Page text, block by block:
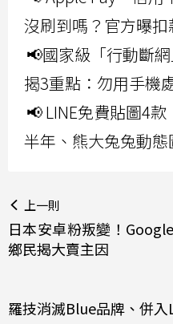
沒刷到嗎？官方曝
📢國家級「行動斷
揭3重點：勿用手機
📢 LINE免費貼圖4
半年、熊大兔兔動態
上一則
日本安卓粉叛變！
鄉民揭大賣主因
羅技消滅Blue品牌、併